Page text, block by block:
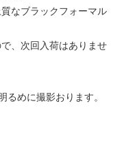
なブラックフォーマル
、次回入荷はありませ
めに撮影おります。